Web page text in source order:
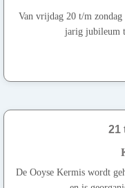
Van vrijdag 20 t/m
jarig jubileum
21
De Ooyse Kermis wordt